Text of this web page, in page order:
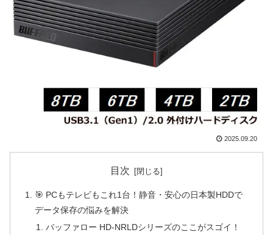
2025.09.20
目次
🎯 PCもテレビもこれ1台！静音・安心の日本製HDDで
データ保存の悩みを解決
バッファロー HD-NRLDシリーズのここがスゴイ！